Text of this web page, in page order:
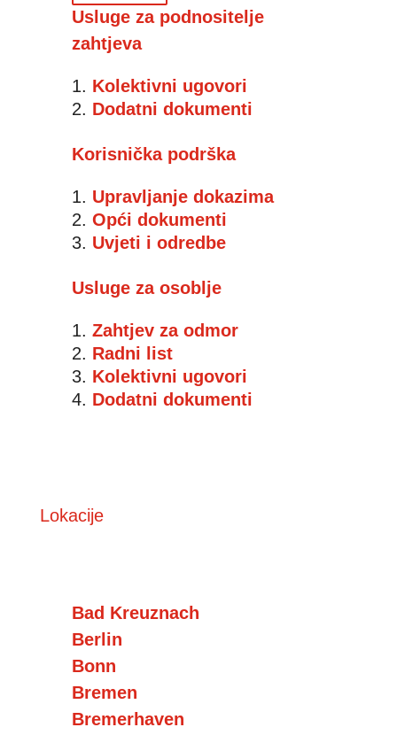
Usluge za podnositelje
zahtjeva
Kolektivni ugovori
Dodatni dokumenti
Korisnička podrška
Upravljanje dokazima
Opći dokumenti
Uvjeti i odredbe
Usluge za osoblje
Zahtjev za odmor
Radni list
Kolektivni ugovori
Dodatni dokumenti
Lokacije
Bad Kreuznach
Berlin
Bonn
Bremen
Bremerhaven